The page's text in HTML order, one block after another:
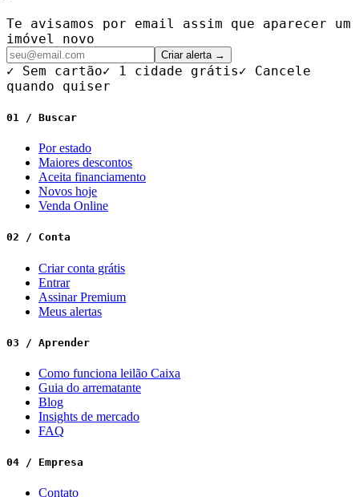
Te avisamos por email assim que aparecer um
imóvel novo
Criar alerta →
✓ Sem cartão✓ 1 cidade grátis✓ Cancele
quando quiser
01 / Buscar
Por estado
Maiores descontos
Aceita financiamento
Novos hoje
Venda Online
02 / Conta
Criar conta grátis
Entrar
Assinar Premium
Meus alertas
03 / Aprender
Como funciona leilão Caixa
Guia do arrematante
Blog
Insights de mercado
FAQ
04 / Empresa
Contato